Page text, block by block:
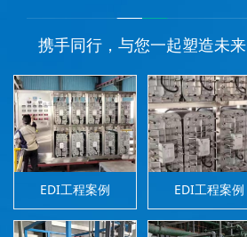
携手同行，与您一起塑造未来
EDI工程案例 EDI工程案例